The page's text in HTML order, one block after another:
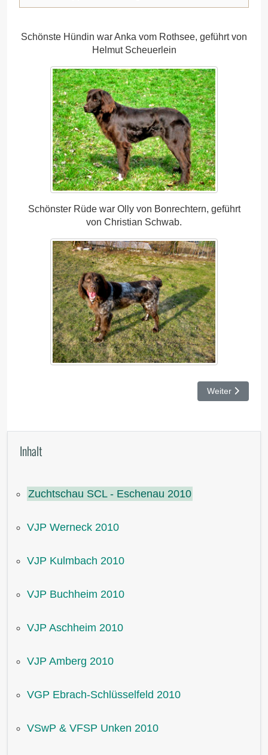
Schönste Hündin war Anka vom Rothsee, geführt von
Helmut Scheuerlein
Schönster Rüde war Olly von Bonrechtern, geführt
von Christian Schwab.
Nächster
Weiter
Inhalt
Zuchtschau SCL - Eschenau 2010
VJP Werneck 2010
VJP Kulmbach 2010
VJP Buchheim 2010
VJP Aschheim 2010
VJP Amberg 2010
VGP Ebrach-Schlüsselfeld 2010
VSwP & VFSP Unken 2010